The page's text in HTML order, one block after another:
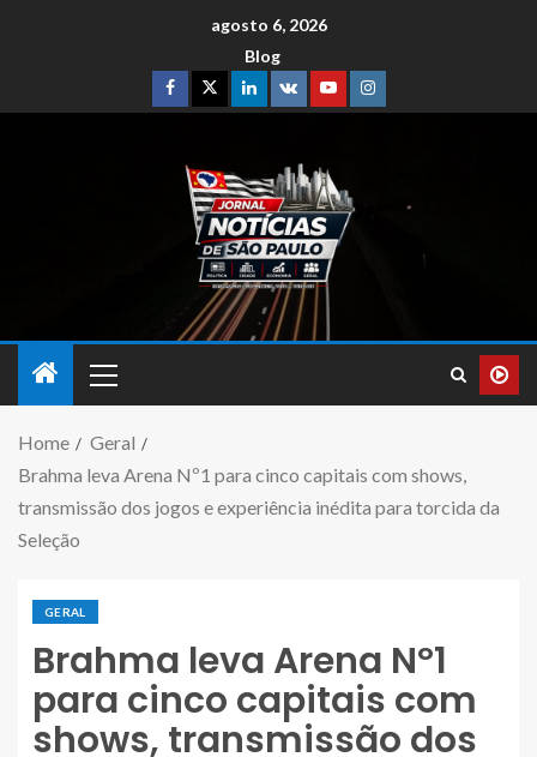
agosto 6, 2026
Blog
Home
Geral
Brahma leva Arena Nº1 para cinco capitais com shows,
transmissão dos jogos e experiência inédita para torcida da
Seleção
GERAL
Brahma leva Arena Nº1
para cinco capitais com
shows, transmissão dos